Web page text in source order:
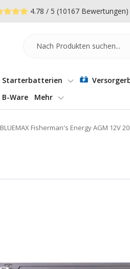
4.78 / 5 (10167 Bewertungen)
Starterbatterien
B-Ware
Mehr
BLUEMAX Fisherman's Energy AGM 12V